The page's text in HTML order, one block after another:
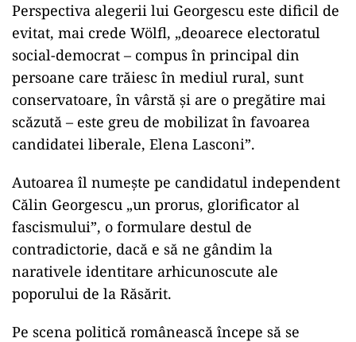
Perspectiva alegerii lui Georgescu este dificil de
evitat, mai crede Wölfl, „deoarece electoratul
social-democrat – compus în principal din
persoane care trăiesc în mediul rural, sunt
conservatoare, în vârstă și are o pregătire mai
scăzută – este greu de mobilizat în favoarea
candidatei liberale, Elena Lasconi”.
Autoarea îl numește pe candidatul independent
Călin Georgescu „un prorus, glorificator al
fascismului”, o formulare destul de
contradictorie, dacă e să ne gândim la
narativele identitare arhicunoscute ale
poporului de la Răsărit.
Pe scena politică românească începe să se